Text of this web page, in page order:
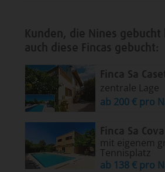
Kunden, die Nines gebucht
auch diese Fincas gebucht:
Finca Sa
zentrale Lage
ab 200 € pro
Finca Sa
mit eigenem
Tennisplatz
ab 138 € pro